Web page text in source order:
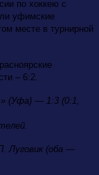
по хоккею с
уфимские
месте в турнирной
– 6:2.
(Уфа) — 1:3 (0:1,
Луговик (оба —